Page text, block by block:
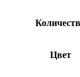
Цвет